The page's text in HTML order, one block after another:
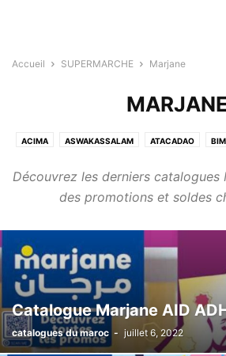
Accueil SUPERMARCHE Marjane
ACIMA ASWAKASSALAM ATACADAO BIM
Découvrez les derniers
des promotions et soldes
Catalogue Marjane AID
catalogues du maroc - juillet 6, 2022